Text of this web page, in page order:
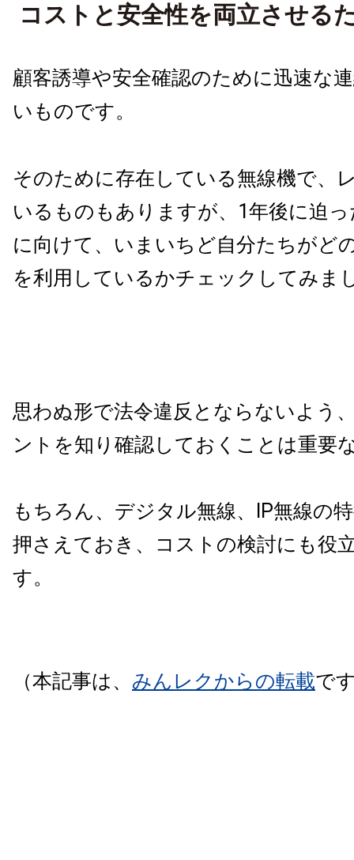
コストと安全性を両立させる
顧客誘導や安全確認のために迅速な
いものです。
そのために存在している無線機で、
いるものもありますが、1年後に迫
に向けて、いまいちど自分たちがど
を利用しているかチェックしてみま
思わぬ形で法令違反とならないよう
ントを知り確認しておくことは重要
もちろん、デジタル無線、IP無線の
押さえておき、コストの検討にも役
す。
（本記事は、 みんレクからの転載で